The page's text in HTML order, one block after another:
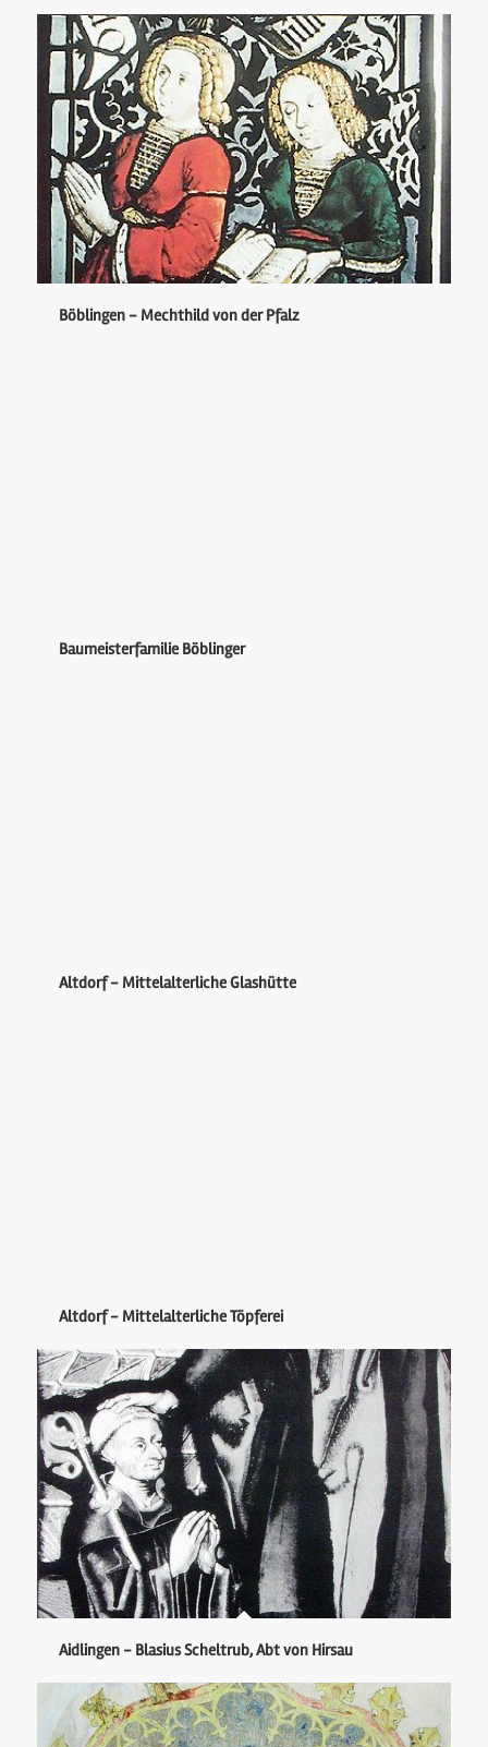
Böblingen - Mechthild von der Pfalz
Baumeisterfamilie Böblinger
Altdorf - Mittelalterliche Glashütte
Altdorf - Mittelalterliche Töpferei
Aidlingen - Blasius Scheltrub, Abt von Hirsau